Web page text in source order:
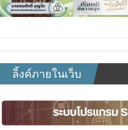
ลิ้งค์ภายในเว็บ